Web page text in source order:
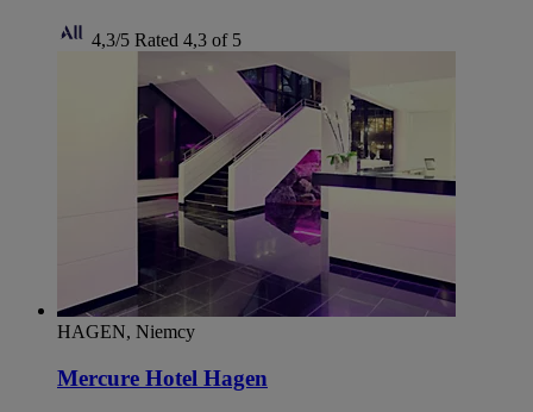
4,3/5 Rated 4,3 of 5
HAGEN, Niemcy
Mercure Hotel Hagen